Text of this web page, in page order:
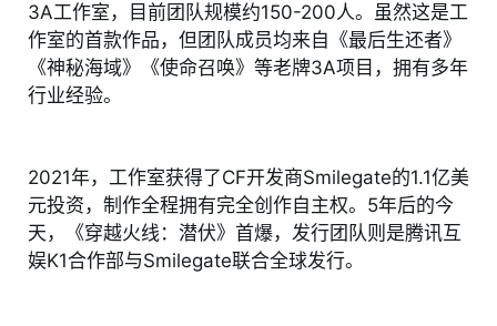
3A工作室，目前团队规模约150-200人。虽然这是工
作室的首款作品，但团队成员均来自《最后生还者》
《神秘海域》《使命召唤》等老牌3A项目，拥有多年
行业经验。
2021年，工作室获得了CF开发商Smilegate的1.1亿美
元投资，制作全程拥有完全创作自主权。5年后的今
天，《穿越火线：潜伏》首爆，发行团队则是腾讯互
娱K1合作部与Smilegate联合全球发行。